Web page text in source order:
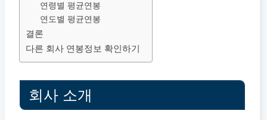
연령별 평균연봉
연도별 평균연봉
결론
다른 회사 연봉정보 확인하기
회사 소개